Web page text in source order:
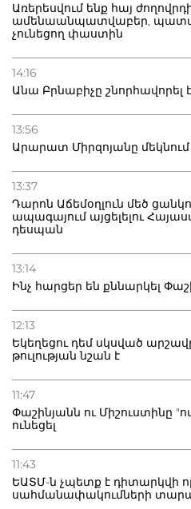
Առերեսվում ենք հայ
ամենաանպատվաբեր,
չունեցող փաստին
14:16
Անա Բրնաբիչը շնորհավորել
13:56
Արարատ Միրզոյանը
13:37
Դարոն Աճեմօղլուն մեծ
ապագայում այցելելու
դեսպան
13:14
Ինչ հարցեր են քննարկել
12:13
Եկեղեցու դեմ սկսված
թուլության նշան է
11:47
Փաշինյանն ու Միշուստինը
ունեցել
11:43
ԵԱՏՄ-ն չպետք է դիտարկվի
սահմանափակումների